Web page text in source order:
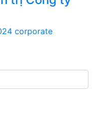
corporate